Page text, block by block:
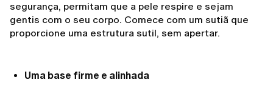
segurança, permitam que a pele respire e sejam
gentis com o seu corpo. Comece com um sutiã que
proporcione uma estrutura sutil, sem apertar.
Uma base firme e alinhada